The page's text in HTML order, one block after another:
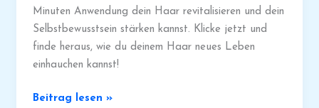
Minuten Anwendung dein Haar revitalisieren und dein
Selbstbewusstsein stärken kannst. Klicke jetzt und
finde heraus, wie du deinem Haar neues Leben
einhauchen kannst!
Aussie
Beitrag lesen »